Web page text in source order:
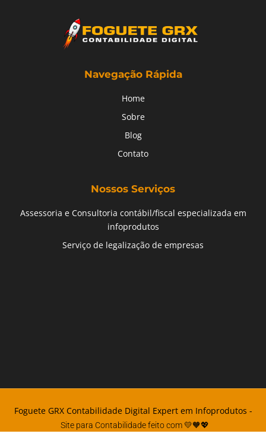
Navegação Rápida
Home
Sobre
Blog
Contato
Nossos Serviços
Assessoria e Consultoria contábil/fiscal especializada em
infoprodutos
Serviço de legalização de empresas
Foguete GRX Contabilidade Digital Expert em Infoprodutos -
Site para Contabilidade feito com 💛🧡💖